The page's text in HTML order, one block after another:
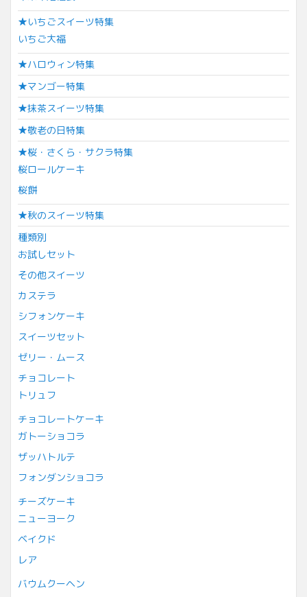
★いちごスイーツ特集
いちご大福
★ハロウィン特集
★マンゴー特集
★抹茶スイーツ特集
★敬老の日特集
★桜・さくら・サクラ特集
桜ロールケーキ
桜餅
★秋のスイーツ特集
種類別
お試しセット
その他スイーツ
カステラ
シフォンケーキ
スイーツセット
ゼリー・ムース
チョコレート
トリュフ
チョコレートケーキ
ガトーショコラ
ザッハトルテ
フォンダンショコラ
チーズケーキ
ニューヨーク
ベイクド
レア
バウムクーヘン